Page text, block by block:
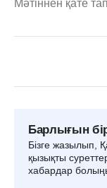
Мәтіннен қате
Барлығын
Бізге жазылып,
қызықты
хабардар